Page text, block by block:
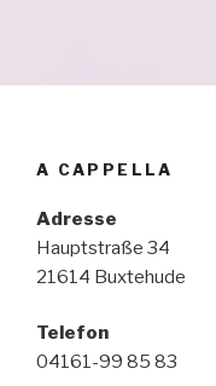
A CAPPELLA
Adresse
Hauptstraße 34
21614 Buxtehude
Telefon
04161-99 85 83